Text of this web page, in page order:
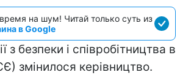
на шум! Читай только суть из
в Google
з безпеки і співробітництва в
змінилося керівництво.